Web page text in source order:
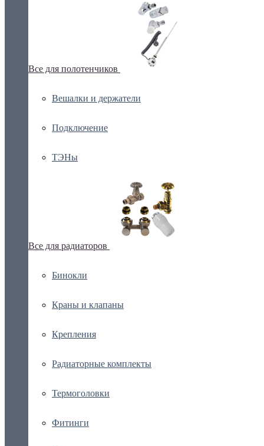
Все для полотенчиков
Вешалки и держатели
Подключение
ТЭНы
Все для радиаторов
Бинокли
Краны и клапаны
Крепления
Радиаторные комплекты
Термоголовки
Фитинги